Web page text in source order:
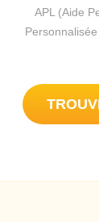
APL (Aide